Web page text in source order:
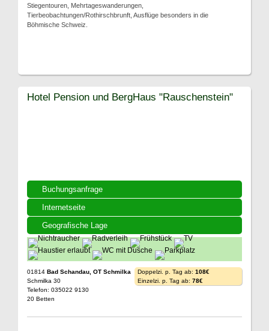
Stiegentouren, Mehrtageswanderungen,
Tierbeobachtungen/Rothirschbrunft, Ausflüge besonders in die
Böhmische Schweiz.
Buchungsanfrage
Internetseite
Geografische Lage
Hotel Pension und BergHaus "Rauschenstein"
01814 Bad Schandau, OT Schmilka
Schmilka 30
Telefon: 035022 9130
20 Betten
Doppelzi. p. Tag ab: 108€
Einzelzi. p. Tag ab: 78€